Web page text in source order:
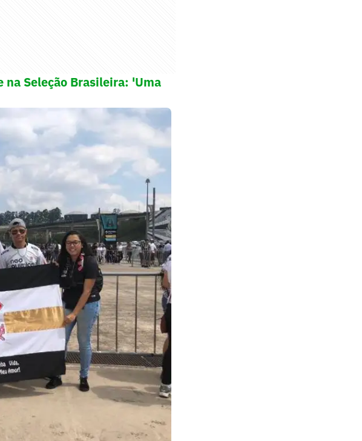
Seleção Brasileira: 'Uma